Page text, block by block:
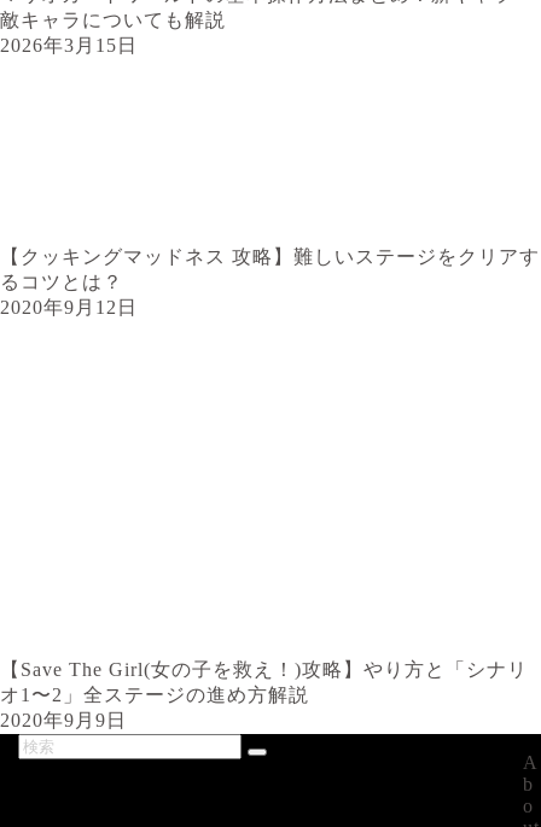
敵キャラについても解説
2026年3月15日
【クッキングマッドネス 攻略】難しいステージをクリアす
るコツとは？
2020年9月12日
【Save The Girl(女の子を救え！)攻略】やり方と「シナリ
オ1〜2」全ステージの進め方解説
2020年9月9日
A
b
o